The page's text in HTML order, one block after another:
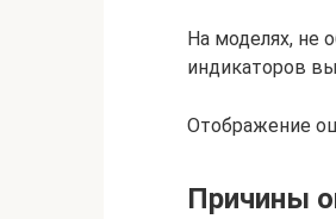
На моделях, не
индикаторов
Отображение
Причины